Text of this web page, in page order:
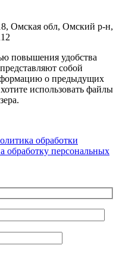
Омская обл, Омский р-н,
повышения удобства
собой
о предыдущих
использовать файлы
обработки
обработку персональных